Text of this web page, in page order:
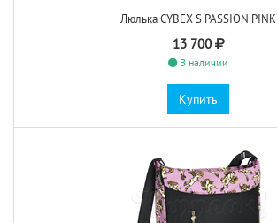
Люлька CYBEX S PASSION PINK
13 700
В наличии
Купить